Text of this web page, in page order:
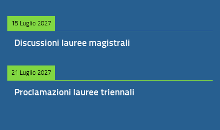
15 Luglio 2027
Discussioni lauree magistrali
21 Luglio 2027
Proclamazioni lauree triennali